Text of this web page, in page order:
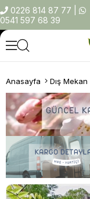
0226 814 87 77
0541 597 68 39
Anasayfa Dış